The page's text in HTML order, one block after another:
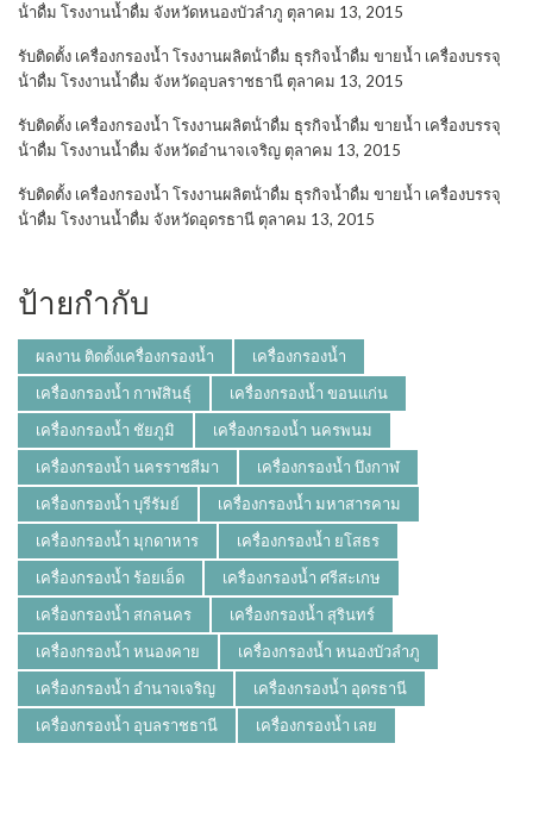
น้ําดื่ม โรงงานน้ำดื่ม จังหวัดหนองบัวลำภู ตุลาคม 13, 2015
รับติดตั้ง เครื่องกรองน้ำ โรงงานผลิตน้ําดื่ม ธุรกิจน้ำดื่ม ขายน้ำ เครื่องบรรจุ
น้ําดื่ม โรงงานน้ำดื่ม จังหวัดอุบลราชธานี ตุลาคม 13, 2015
รับติดตั้ง เครื่องกรองน้ำ โรงงานผลิตน้ําดื่ม ธุรกิจน้ำดื่ม ขายน้ำ เครื่องบรรจุ
น้ําดื่ม โรงงานน้ำดื่ม จังหวัดอำนาจเจริญ ตุลาคม 13, 2015
รับติดตั้ง เครื่องกรองน้ำ โรงงานผลิตน้ําดื่ม ธุรกิจน้ำดื่ม ขายน้ำ เครื่องบรรจุ
น้ําดื่ม โรงงานน้ำดื่ม จังหวัดอุดรธานี ตุลาคม 13, 2015
ป้ายกำกับ
ผลงาน ติดตั้งเครื่องกรองน้ำ
เครื่องกรองน้ำ
เครื่องกรองน้ำ กาฬสินธุ์
เครื่องกรองน้ำ ขอนแก่น
เครื่องกรองน้ำ ชัยภูมิ
เครื่องกรองน้ำ นครพนม
เครื่องกรองน้ำ นครราชสีมา
เครื่องกรองน้ำ บึงกาฬ
เครื่องกรองน้ำ บุรีรัมย์
เครื่องกรองน้ำ มหาสารคาม
เครื่องกรองน้ำ มุกดาหาร
เครื่องกรองน้ำ ยโสธร
เครื่องกรองน้ำ ร้อยเอ็ด
เครื่องกรองน้ำ ศรีสะเกษ
เครื่องกรองน้ำ สกลนคร
เครื่องกรองน้ำ สุรินทร์
เครื่องกรองน้ำ หนองคาย
เครื่องกรองน้ำ หนองบัวลำภู
เครื่องกรองน้ำ อำนาจเจริญ
เครื่องกรองน้ำ อุดรธานี
เครื่องกรองน้ำ อุบลราชธานี
เครื่องกรองน้ำ เลย